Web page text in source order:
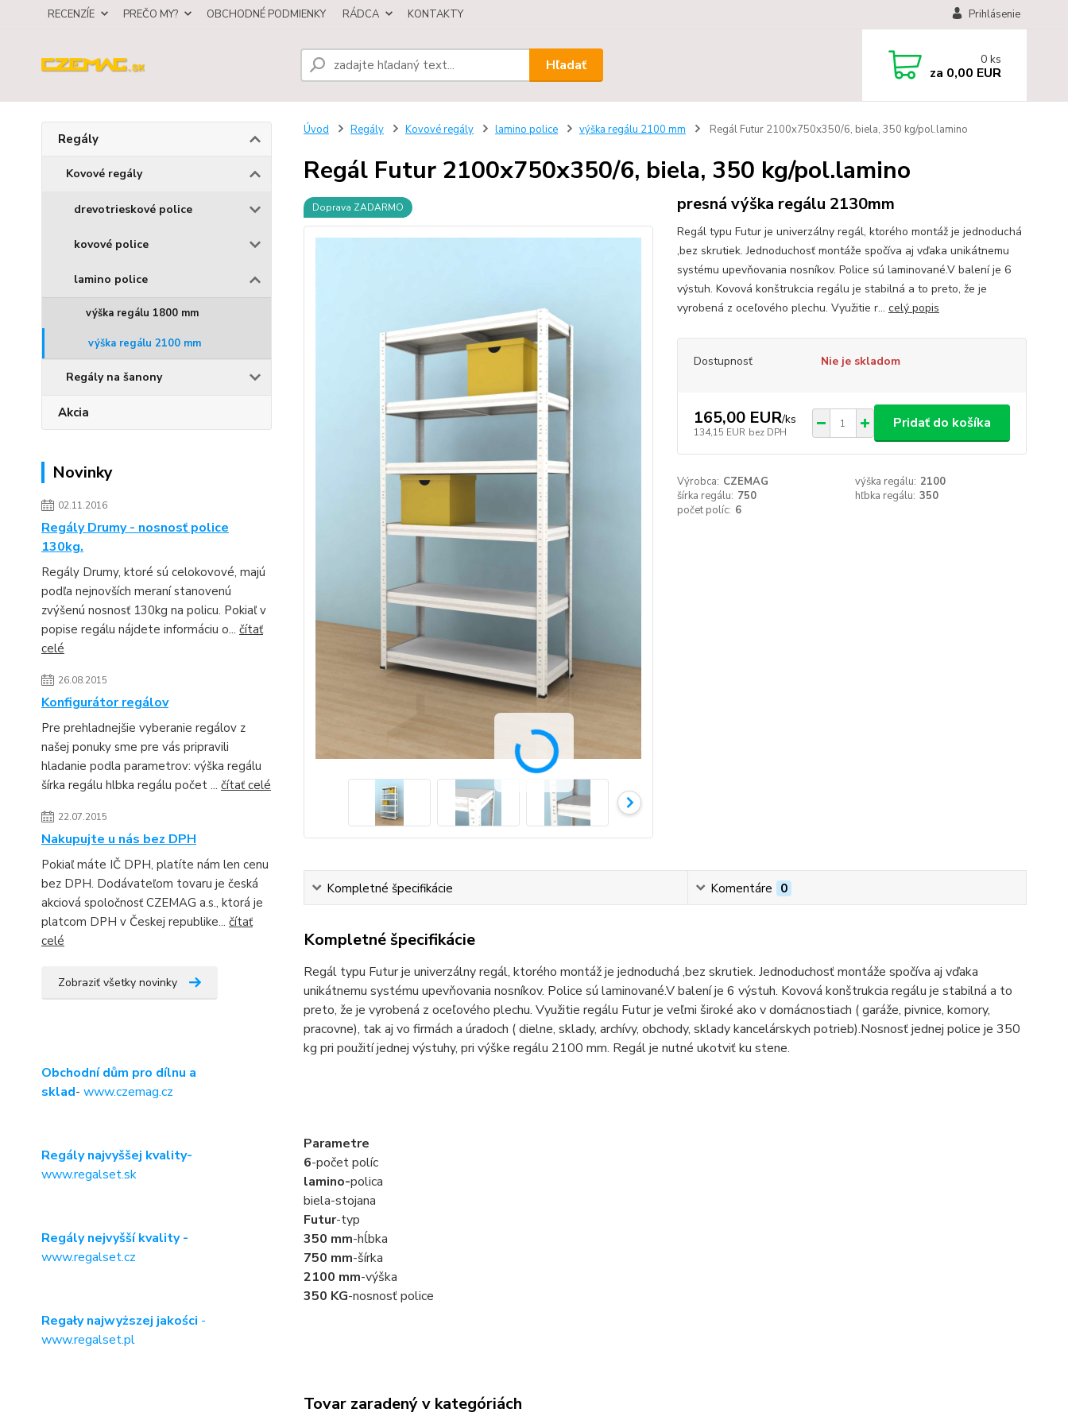
RECENZÍE PREČO MY? OBCHODNÉ PODMIENKY RÁDCA KONTAKTY Prihlásenie
Hľadať 0 ks
za 0,00 EUR
Regály
Kovové regály
drevotrieskové police
kovové police
lamino police
výška regálu 1800 mm
výška regálu 2100 mm
Regály na šanony
Akcia
Novinky
02.11.2016
Regály Drumy - nosnosť police
130kg.
Regály Drumy, ktoré sú celokovové, majú
podľa nejnovších meraní stanovenú
zvýšenú nosnosť 130kg na policu. Pokiaľ v
popise regálu nájdete informáciu o... čítať
celé
26.08.2015
Konfigurátor regálov
Pre prehladnejšie vyberanie regálov z
našej ponuky sme pre vás pripravili
hladanie podla parametrov: výška regálu
šírka regálu hlbka regálu počet ... čítať celé
22.07.2015
Nakupujte u nás bez DPH
Pokiaľ máte IČ DPH, platíte nám len cenu
bez DPH. Dodávateľom tovaru je česká
akciová spoločnosť CZEMAG a.s., ktorá je
platcom DPH v Českej republike... čítať
celé
Zobraziť všetky novinky
Obchodní dům pro dílnu a
sklad- www.czemag.cz
Regály najvyššej kvality-
www.regalset.sk
Regály nejvyšší kvality -
www.regalset.cz
Regały najwyższej jakości -
www.regalset.pl
Úvod Regály Kovové regály lamino police výška regálu 2100 mm Regál Futur 2100x750x350/6, biela, 350 kg/pol.lamino
Regál Futur 2100x750x350/6, biela, 350 kg/pol.lamino
Doprava ZADARMO presná výška regálu 2130mm
Regál typu Futur je univerzálny regál, ktorého montáž je jednoduchá
,bez skrutiek. Jednoduchosť montáže spočíva aj vďaka unikátnemu
systému upevňovania nosníkov. Police sú laminované.V balení je 6
výstuh. Kovová konštrukcia regálu je stabilná a to preto, že je
vyrobená z oceľového plechu. Využitie r... celý popis
Dostupnosť Nie je skladom
165,00 EUR/ks
134,15 EUR bez DPH
Pridať do košíka
Výrobca: CZEMAG výška regálu: 2100
šírka regálu: 750 hľbka regálu: 350
počet políc: 6
Kompletné špecifikácie Komentáre 0
Kompletné špecifikácie
Regál typu Futur je univerzálny regál, ktorého montáž je jednoduchá ,bez skrutiek. Jednoduchosť montáže spočíva aj vďaka
unikátnemu systému upevňovania nosníkov. Police sú laminované.V balení je 6 výstuh. Kovová konštrukcia regálu je stabilná a to
preto, že je vyrobená z oceľového plechu. Využitie regálu Futur je veľmi široké ako v domácnostiach ( garáže, pivnice, komory,
pracovne), tak aj vo firmách a úradoch ( dielne, sklady, archívy, obchody, sklady kancelárskych potrieb).Nosnosť jednej police je 350
kg pri použití jednej výstuhy, pri výške regálu 2100 mm. Regál je nutné ukotviť ku stene.
Parametre
6-počet políc
lamino-polica
biela-stojana
Futur-typ
350 mm-hĺbka
750 mm-šírka
2100 mm-výška
350 KG-nosnosť police
Tovar zaradený v kategóriách